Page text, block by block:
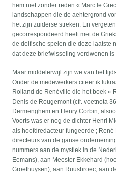
hem niet zonder reden « Marc le
landschappen die de aehtergrond
het zijn zuiderse streken. En
gecorrespondeerd heeft met de
de delfische spelen die deze laatste
dat deze briefwisseling verdwenen is
Maar middelerwijl zijn we van het
Onder de medewerkers citeer ik
Rolland de Renéville die het boek «
Denis de Rougemont (cfr. voetnota
Dermenghem en Henry Corbin,
Voorts was er nog de dichter Henri
als hoofdredacteur fungeerde ;
directeurs van de ganse
nummers aan de mystiek in de
Eemans), aan Meester Ekkehard
Groethuysen), aan Ruusbroec, aan